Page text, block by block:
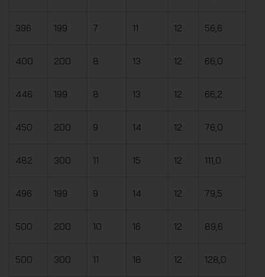
396 199 7 11 12 56,6
400 200 8 13 12 66,0
446 199 8 13 12 66,2
450 200 9 14 12 76,0
482 300 11 15 12 111,0
496 199 9 14 12 79,5
500 200 10 16 12 89,6
500 300 11 18 12 128,0